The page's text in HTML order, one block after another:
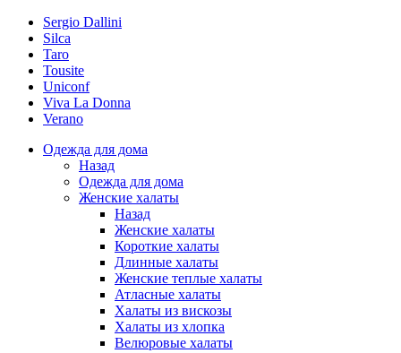
Sergio Dallini
Silca
Taro
Tousite
Uniconf
Viva La Donna
Verano
Одежда для дома
Назад
Одежда для дома
Женские халаты
Назад
Женские халаты
Короткие халаты
Длинные халаты
Женские теплые халаты
Атласные халаты
Халаты из вискозы
Халаты из хлопка
Велюровые халаты